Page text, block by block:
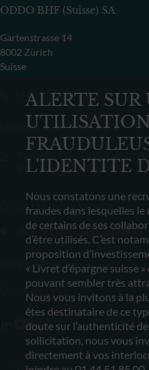
ALERTE SUR
L'IDENTITE
Nous constatons une
fraudes dans lesquelles
de certains de ses
d’être utilisés. C’est
proposition
« Livret d’épargne suisse
pouvant sembler très
Nous vous invitons à la
êtes destinataire de ce
doute sur l’authenticité
sollicitation, nous vous
directement à vos
ODDO BHF (Suisse) SA
Gartenstrasse 14
8002 Zürich
Suisse
+41 44 209 75 11
Document à télécharger
BHF Banque Privée 2022
ODDO BHF My Wealth
App store Google Play
Pour toute information
Contactez-nous
Voir plus